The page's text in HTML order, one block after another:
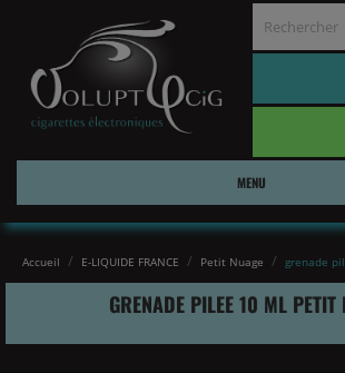
MENU
Accueil E-LIQUIDE FRANCE Petit Nuage grenade
GRENADE PILEE 10 ML PETIT